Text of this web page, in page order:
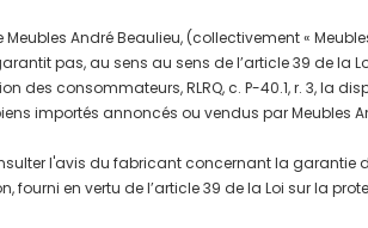
Meubles André Beaulieu, (collectivement «
pas, au sens au sens de l’article 39 de la
des consommateurs, RLRQ, c. P-40.1, r. 3, la
importés annoncés ou vendus par Meubles
l'avis du fabricant concernant la garantie
fourni en vertu de l’article 39 de la Loi sur la